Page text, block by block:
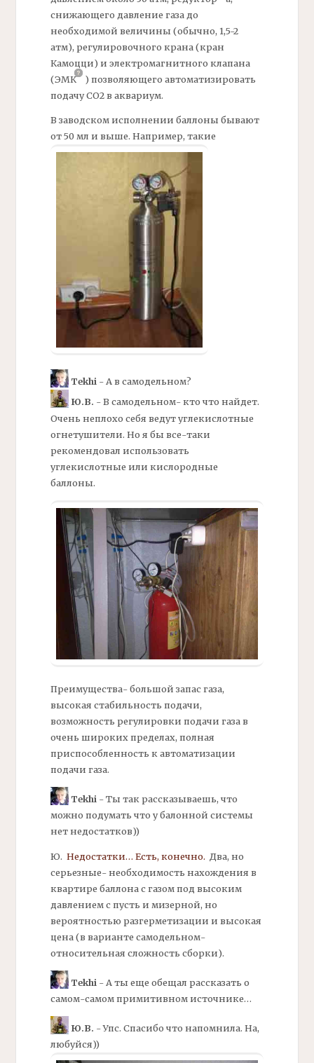
снижающего давление газа до
необходимой величины (обычно, 1,5-2
атм), регулировочного крана (кран
Камоцци) и электромагнитного клапана
(ЭМК
) позволяющего автоматизировать
подачу СО2 в аквариум.
В заводском исполнении баллоны бывают
от 50 мл и выше. Например, такие
Tekhi- А в самодельном?
Ю.В. - В самодельном- кто что найдет.
Очень неплохо себя ведут углекислотные
огнетушители. Но я бы все-таки
рекомендовал использовать
углекислотные или кислородные
баллоны.
Преимущества- большой запас газа,
высокая стабильность подачи,
возможность регулировки подачи газа в
очень широких пределах, полная
приспособленность к автоматизации
подачи газа.
Tekhi - Ты так рассказываешь, что
можно подумать что у балонной системы
нет недостатков))
Ю. Недостатки… Есть, конечно. Два, но
серьезные- необходимость нахождения в
квартире баллонас газом под высоким
давлением с пусть и мизерной, но
вероятностью разгерметизации и высокая
цена (в варианте самодельном-
относительная сложность сборки).
Tekhi - А ты еще обещал рассказать о
самом-самом примитивном источнике…
Ю.В. - Упс. Спасибо что напомнила. На,
любуйся))